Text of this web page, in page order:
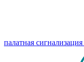
палатная сигнализация